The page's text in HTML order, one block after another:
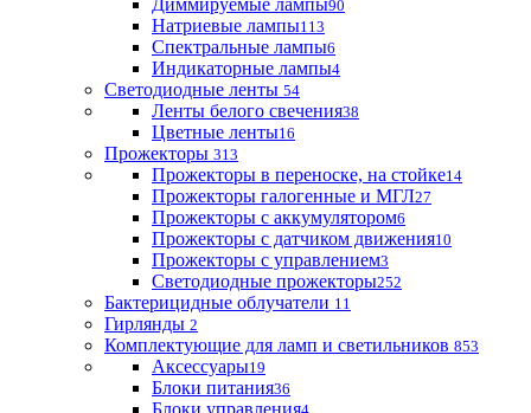
Диммируемые лампы90
Натриевые лампы113
Спектральные лампы6
Индикаторные лампы4
Светодиодные ленты 54
Ленты белого свечения38
Цветные ленты16
Прожекторы 313
Прожекторы в переноске, на стойке14
Прожекторы галогенные и МГЛ27
Прожекторы с аккумулятором6
Прожекторы с датчиком движения10
Прожекторы с управлением3
Светодиодные прожекторы252
Бактерицидные облучатели 11
Гирлянды 2
Комплектующие для ламп и светильников 853
Аксессуары19
Блоки питания36
Блоки управления